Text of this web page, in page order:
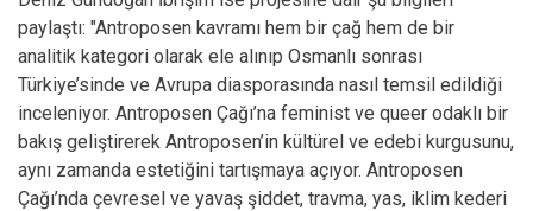
paylaştı: "Antroposen kavramı hem bir çağ hem de bir
analitik kategori olarak ele alınıp Osmanlı sonrası
Türkiye’sinde ve Avrupa diasporasında nasıl temsil edildiği
inceleniyor. Antroposen Çağı’na feminist ve queer odaklı bir
bakış geliştirerek Antroposen’in kültürel ve edebi kurgusunu,
aynı zamanda estetiğini tartışmaya açıyor. Antroposen
Çağı’nda çevresel ve yavaş şiddet, travma, yas, iklim kederi